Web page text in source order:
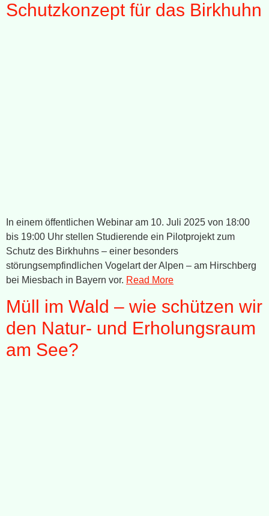
Schutzkonzept für das Birkhuhn
In einem öffentlichen Webinar am 10. Juli 2025 von 18:00
bis 19:00 Uhr stellen Studierende ein Pilotprojekt zum
Schutz des Birkhuhns – einer besonders
störungsempfindlichen Vogelart der Alpen – am Hirschberg
bei Miesbach in Bayern vor. Read More
Müll im Wald – wie schützen wir
den Natur- und Erholungsraum
am See?